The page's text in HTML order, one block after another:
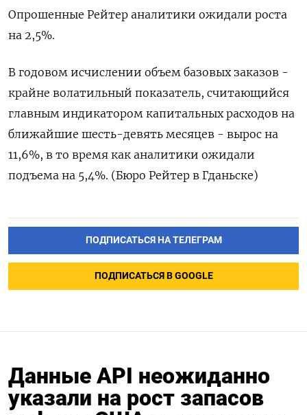
Опрошенные Рейтер аналитики ожидали роста
на 2,5%.
В годовом исчислении объем базовых заказов -
крайне волатильный показатель, считающийся
главным индикатором капитальных расходов на
ближайшие шесть-девять месяцев - вырос на
11,6%, в то время как аналитики ожидали
подъема на 5,4%. (Бюро Рейтер в Гданьске)
ПОДПИСАТЬСЯ НА ТЕЛЕГРАМ
ПОДПИСАТЬСЯ В GOOGLE
Данные API неожиданно
указали на рост запасов